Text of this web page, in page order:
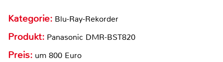
Kategorie: Blu-Ray-Rekorder
Produkt: Panasonic DMR-BST820
Preis: um 800 Euro